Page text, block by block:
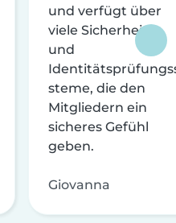
und verfügt über
viele Sicherheits-
und
steme, die den
Mitgliedern ein
sicheres Gefühl
geben.
Giovanna